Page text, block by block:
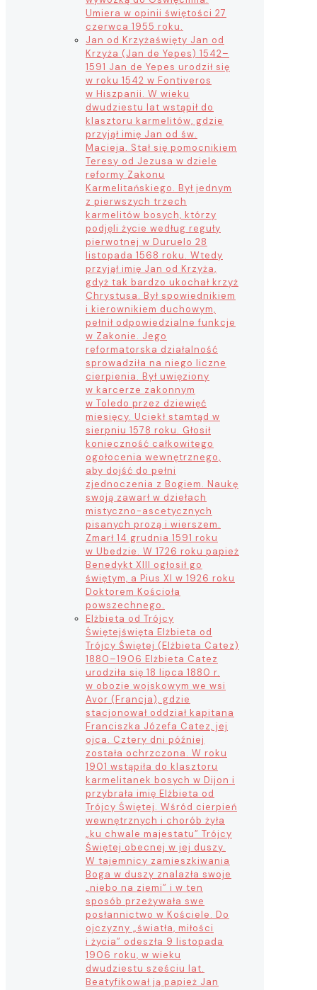
Umiera w opinii świętości 27
czerwca 1955 roku.
Jan od Krzyżaświęty Jan od
Krzyża (Jan de Yepes) 1542–
1591 Jan de Yepes urodził się
w roku 1542 w Fontiveros
w Hiszpanii. W wieku
dwudziestu lat wstąpił do
klasztoru karmelitów, gdzie
przyjął imię Jan od św.
Macieja. Stał się pomocnikiem
Teresy od Jezusa w dziele
reformy Zakonu
Karmelitańskiego. Był jednym
z pierwszych trzech
karmelitów bosych, którzy
podjęli życie według reguły
pierwotnej w Duruelo 28
listopada 1568 roku. Wtedy
przyjął imię Jan od Krzyża,
gdyż tak bardzo ukochał krzyż
Chrystusa. Był spowiednikiem
i kierownikiem duchowym,
pełnił odpowiedzialne funkcje
w Zakonie. Jego
reformatorska działalność
sprowadziła na niego liczne
cierpienia. Był uwięziony
w karcerze zakonnym
w Toledo przez dziewięć
miesięcy. Uciekł stamtąd w
sierpniu 1578 roku. Głosił
konieczność całkowitego
ogołocenia wewnętrznego,
aby dojść do pełni
zjednoczenia z Bogiem. Naukę
swoją zawarł w dziełach
mistyczno-ascetycznych
pisanych prozą i wierszem.
Zmarł 14 grudnia 1591 roku
w Ubedzie. W 1726 roku papież
Benedykt XIII ogłosił go
świętym, a Pius XI w 1926 roku
Doktorem Kościoła
powszechnego.
Elżbieta od Trójcy
Świętejświęta Elżbieta od
Trójcy Świętej (Elżbieta Catez)
1880–1906 Elżbieta Catez
urodziła się 18 lipca 1880 r.
w obozie wojskowym we wsi
Avor (Francja), gdzie
stacjonował oddział kapitana
Franciszka Józefa Catez, jej
ojca. Cztery dni później
została ochrzczona. W roku
1901 wstąpiła do klasztoru
karmelitanek bosych w Dijon i
przybrała imię Elżbieta od
Trójcy Świętej. Wśród cierpień
wewnętrznych i chorób żyła
„ku chwale majestatu” Trójcy
Świętej obecnej w jej duszy.
W tajemnicy zamieszkiwania
Boga w duszy znalazła swoje
„niebo na ziemi” i w ten
sposób przeżywała swe
posłannictwo w Kościele. Do
ojczyzny „światła, miłości
i życia” odeszła 9 listopada
1906 roku, w wieku
dwudziestu sześciu lat.
Beatyfikował ją papież Jan